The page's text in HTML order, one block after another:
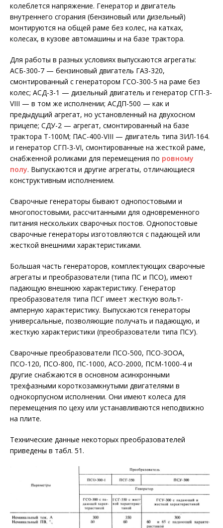
колеблется напряжение. Генератор и двигатель
внутреннего сгорания (бензиновый или дизельный)
монтируются на общей раме без колес, на катках,
колесах, в кузове автомашины и на базе трактора.
Для работы в разных условиях выпускаются агрегаты:
АСБ-300-7 — бензиновый двигатель ГАЗ-320,
смонтированный с генератором ГСО-300-5 на раме без
колес; АСД-3-1 — дизельный двигатель и генератор СГП-3-
VIII — в том же исполнении; АСДП-500 — как и
предыдущий агрегат, но установленный на двухосном
прицепе; СДУ-2 — агрегат, смонтированный на базе
трактора Т-100М; ПАС-400-VIII — двигатель типа ЗИЛ-164.
и генератор СГП-3-VI, смонтированные на жесткой раме,
снабженной роликами для перемещения по ровному
полу. Выпускаются и другие агрегаты, отличающиеся
конструктивным исполнением.
Сварочные генераторы бывают однопостовыми и
многопостовыми, рассчитанными для одновременного
питания нескольких сварочных постов. Однопостовые
сварочные генераторы изготовляются с падающей или
жесткой внешними характеристиками.
Большая часть генераторов, комплектующих сварочные
агрегаты и преобразователи (типа ПС и ПСО), имеют
падающую внешнюю характеристику. Генератор
преобразователя типа ПСГ имеет жесткую вольт-
амперную характеристику. Выпускаются генераторы
универсальные, позволяющие получать и падающую, и
жесткую характеристики (преобразователи типа ПСУ).
Сварочные преобразователи ПСО-500, ПСО-ЗООА,
ПСО-120, ПСО-800, ПС-1000, АСО-2000, ПСМ-1000-4 и
другие снабжаются в основном асинхронными
трехфазными короткозамкнутыми двигателями в
однокорпусном исполнении. Они имеют колеса для
перемещения по цеху или устанавливаются неподвижно
на плите.
Технические данные некоторых преобразователей
приведены в табл. 51.